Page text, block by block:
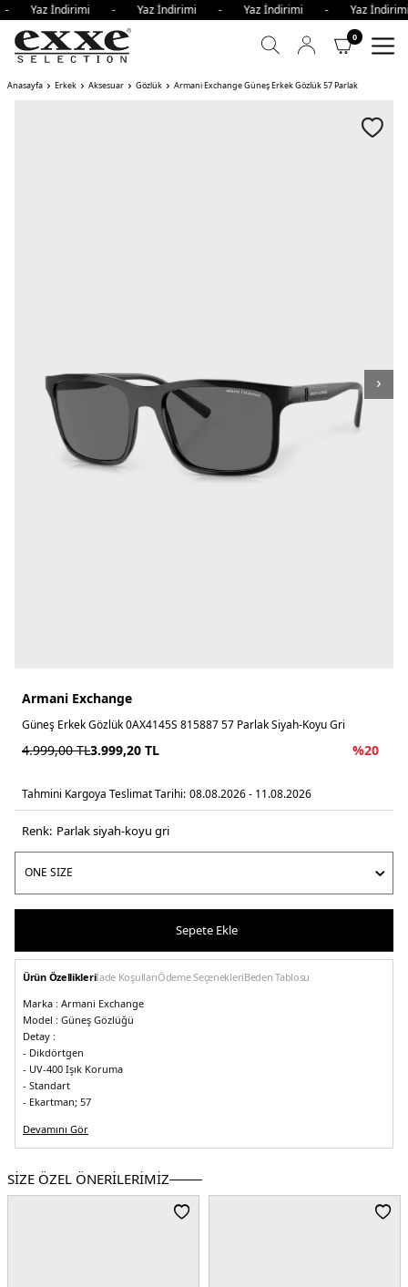
Yaz İndirimi - Yaz İndirimi - Yaz İndirimi - Yaz
0
Anasayfa Erkek Aksesuar Gözlük Armani Exchange Güneş Erkek Gözlük 57 Parlak
Armani Exchange
Güneş Erkek Gözlük 0AX4145S 815887 57 Parlak Siyah-Koyu Gri
4.999,00TL3.999,20 TL %20
Tahmini Kargoya Teslimat Tarihi: 08.08.2026 - 11.08.2026
Renk: parlak siyah-koyu gri
Sepete Ekle
Ürün Özellikleriİade KoşullarıÖdeme SeçenekleriBeden Tablosu
Marka : Armani Exchange
Model : Güneş Gözlüğü
Detay :
- Dikdörtgen
- UV-400 Işık Koruma
- Standart
- Ekartman; 57
- Sap uzunluğu 145 mm
- Ön malzeme plastik, lensler poliamid- Çerçeve rengi siyah- Cam rengi koyu
- 2 ( İki ) Yıl Garanti
- Orijinal Kılıf
Devamını Gör
SİZE ÖZEL ÖNERİLERİMİZ